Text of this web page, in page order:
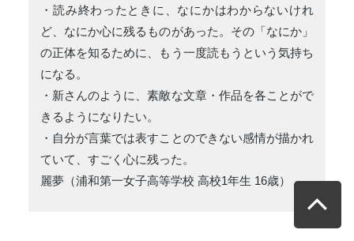
・読み終わったときに、なにかはわからないけれ
ど、なにか心に残るものがあった。その「なにか」
の正体を知るために、もう一度読もうという気持ち
になる。
・新さんのように、素敵な文章・作品を各ことがで
きるようになりたい。
・自分が言葉では表すことのできない感情が描かれ
ていて、すごく心に残った。
麗夢（浦和第一女子高等学校 高校1年生 16歳）